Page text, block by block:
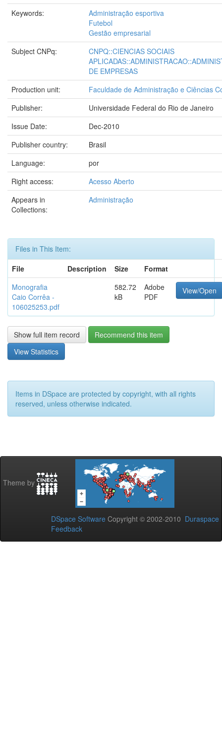
Keywords:
Administração esportiva
Futebol
Gestão empresarial
Subject CNPq:
CNPQ::CIENCIAS SOCIAIS
DE EMPRESAS
Production unit:
Faculdade de Administração e Ciências
Publisher:
Universidade Federal do Rio de Janeiro
Issue Date:
Dec-2010
Publisher country:
Brasil
Language:
por
Right access:
Acesso Aberto
Appears in
Collections:
Administração
Files in This Item:
File
Description Size
Format
Monografia
Caio Corrêa -
106025253.pdf
582.72
kB
Adobe
PDF
View/Open
Show full item record
Recommend this item
View Statistics
Items in DSpace are protected by copyright, with all rights
reserved, unless otherwise indicated.
Theme by
DSpace Software Copyright © 2002-2010 Duraspace
Feedback